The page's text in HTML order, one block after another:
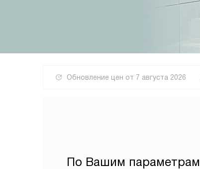
Обновление цен от 7 августа 2026
По Вашим параметрам